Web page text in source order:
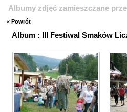
Albumy zdjęć zamieszczane
« Powrót
Album : III Festiwal Smaków